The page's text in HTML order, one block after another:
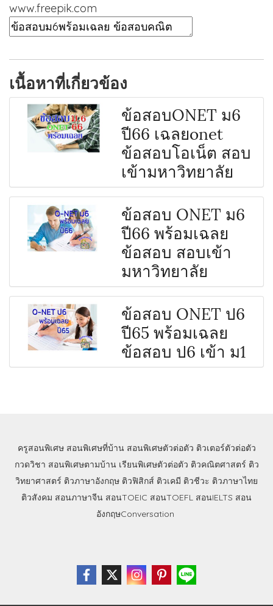
www.freepik.com
เนื้อหาที่เกี่ยวข้อง
ข้อสอบONET ม6
ปี66 เฉลยonet
ข้อสอบโอเน็ต สอบ
เข้ามหาวิทยาลัย
ข้อสอบ ONET ม6
ปี66 พร้อมเฉลย
ข้อสอบ สอบเข้า
มหาวิทยาลัย
ข้อสอบ ONET ป6
ปี65 พร้อมเฉลย
ข้อสอบ ป6 เข้า ม1
ครูสอนพิเศษ สอนพิเศษที่บ้าน สอนพิเศษตัวต่อตัว ติวเตอร์ตัวต่อตัว
กวดวิชา สอนพิเศษตามบ้าน เรียนพิเศษตัวต่อตัว ติวคณิตศาสตร์ ติว
วิทยาศาสตร์ ติวภาษาอังกฤษ ติวฟิสิกส์ ติวเคมี ติวชีวะ ติวภาษาไทย
ติวสังคม สอนภาษาจีน สอนTOEIC สอนTOEFL สอนIELTS สอน
อังกฤษConversation